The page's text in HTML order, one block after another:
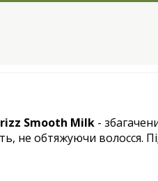
Smooth Milk -
не обтяжуючи волосся.